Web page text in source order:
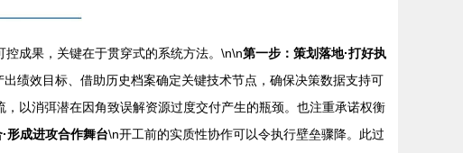
成果，关键在于贯穿式的系统方法。\n\n第一步：策划落地·打好执
绩效目标、借助历史档案确定关键技术节点，确保决策数据支持可
以消弭潜在因角致误解资源过度交付产生的瓶颈。也注重承诺权衡
形成进攻合作舞台\n开工前的实质性协作可以令执行壁垒骤降。此过